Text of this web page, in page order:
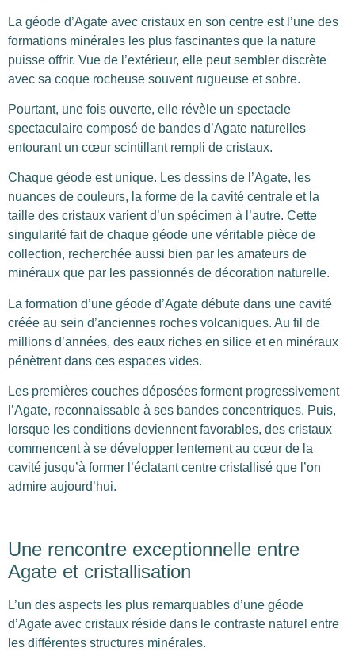
La géode d’Agate avec cristaux en son centre est l’une des
formations minérales les plus fascinantes que la nature
puisse offrir. Vue de l’extérieur, elle peut sembler discrète
avec sa coque rocheuse souvent rugueuse et sobre.
Pourtant, une fois ouverte, elle révèle un spectacle
spectaculaire composé de bandes d’Agate naturelles
entourant un cœur scintillant rempli de cristaux.
Chaque géode est unique. Les dessins de l’Agate, les
nuances de couleurs, la forme de la cavité centrale et la
taille des cristaux varient d’un spécimen à l’autre. Cette
singularité fait de chaque géode une véritable pièce de
collection, recherchée aussi bien par les amateurs de
minéraux que par les passionnés de décoration naturelle.
La formation d’une géode d’Agate débute dans une cavité
créée au sein d’anciennes roches volcaniques. Au fil de
millions d’années, des eaux riches en silice et en minéraux
pénètrent dans ces espaces vides.
Les premières couches déposées forment progressivement
l’Agate, reconnaissable à ses bandes concentriques. Puis,
lorsque les conditions deviennent favorables, des cristaux
commencent à se développer lentement au cœur de la
cavité jusqu’à former l’éclatant centre cristallisé que l’on
admire aujourd’hui.
Une rencontre exceptionnelle entre
Agate et cristallisation
L’un des aspects les plus remarquables d’une géode
d’Agate avec cristaux réside dans le contraste naturel entre
les différentes structures minérales.